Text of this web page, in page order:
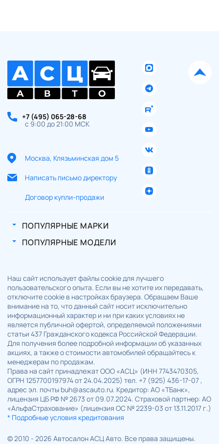
+7 (495) 065-28-68
с 9:00 до 21:00 МСК
Москва, Клязьминская дом 5
Написать письмо директору
Договор купли-продажи
ПОПУЛЯРНЫЕ МАРКИ
ПОПУЛЯРНЫЕ МОДЕЛИ
Наш сайт использует файлы cookie для лучшего
пользовательского опыта. Если вы не хотите их передавать,
отключите cookie в настройках браузера. Обращаем Ваше
внимание на то, что данный сайт носит исключительно
информационный характер и ни при каких условиях не
является публичной офертой, определяемой положениями
статьи 437 Гражданского кодекса Российской Федерации.
Для получения более подробной информации об указанных
акциях, а также о стоимости автомобилей обращайтесь к
менеджерам по продажам.
Права на сайт принадлежат ООО «АСЦ» (ИНН 7743470305,
ОГРН 1257700197974 от 24.04.2025) тел. +7 (925) 436-17-07 ,
адрес эл. почты buh@ascauto.ru. Кредитор: АО «ТБанк»,
лицензия ЦБ РФ № 2673 от 09.07.2024. Страховой партнер: АО
«АльфаСтрахование» (лицензия ОС № 2239-03 от 13.11.2017 г.)
* Подробные условия кредитования
© 2010 - 2026 Автосалон АСЦ Авто. Все права защищены.